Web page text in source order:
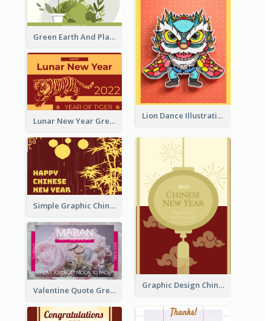
Green Earth And Plants Illustrations Greeting Card
Lion Dance Illustration Photo Greeting Card
Lunar New Year Greeting Card With Tiger Illustration
Simple Graphic Chinese New Year In Red And Yellow
Graphic Design Chinese New Year Greeting Card With Decorations
Valentine Quote Greeting Card